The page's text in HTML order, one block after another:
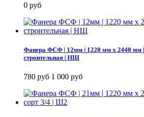
0 руб
Фанера ФСФ | 12мм | 1220 мм х 2440 мм |
строительная | НШ
780 руб 1 000 руб